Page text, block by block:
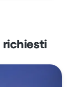
richiesti